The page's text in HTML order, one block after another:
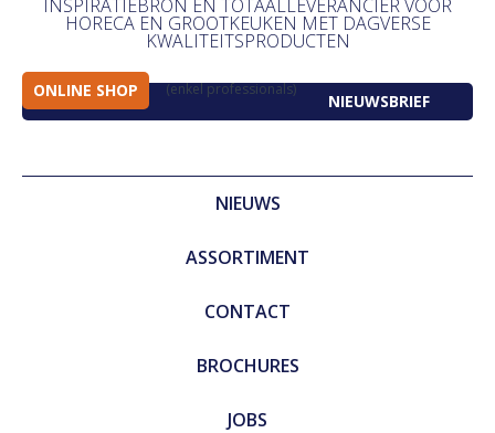
INSPIRATIEBRON EN TOTAALLEVERANCIER VOOR
HORECA EN GROOTKEUKEN MET DAGVERSE
KWALITEITSPRODUCTEN
ONLINE SHOP (enkel professionals)
NIEUWSBRIEF
NIEUWS
ASSORTIMENT
CONTACT
BROCHURES
JOBS